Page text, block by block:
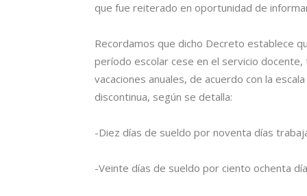
que fue reiterado en oportunidad de
Recordamos que dicho Decreto establece
período escolar cese en el servicio
vacaciones anuales, de acuerdo con la
discontinua, según se detalla:
-Diez días de sueldo por noventa días
-Veinte días de sueldo por ciento ochenta